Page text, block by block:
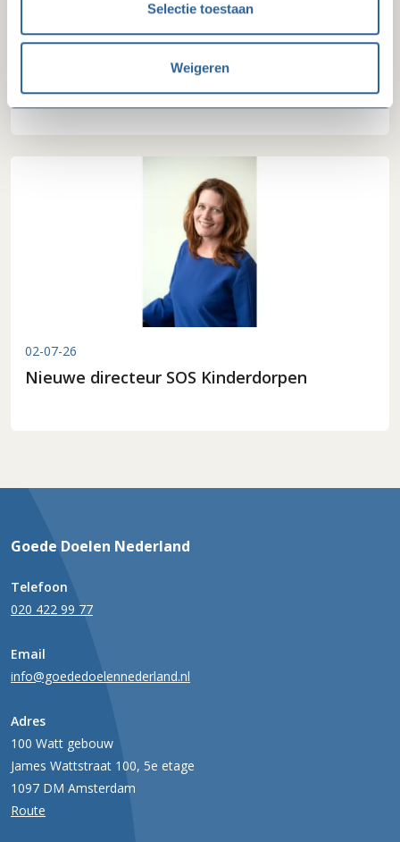
Selectie toestaan
Weigeren
09-07-26
Beëindiging convenant na invoering recht
op zakelijke basisbetaalrekening
02-07-26
Nieuwe directeur SOS Kinderdorpen
Goede Doelen Nederland
Telefoon
020 422 99 77
Email
info@goededoelennederland.nl
Adres
100 Watt gebouw
James Wattstraat 100, 5e etage
1097 DM Amsterdam
Route